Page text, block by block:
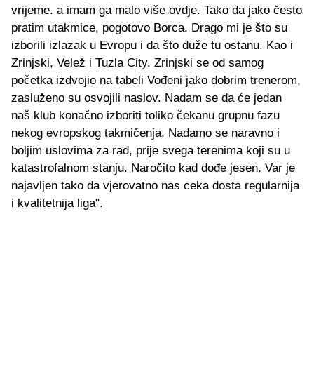
vrijeme. a imam ga malo više ovdje. Tako da jako često
pratim utakmice, pogotovo Borca. Drago mi je što su
izborili izlazak u Evropu i da što duže tu ostanu. Kao i
Zrinjski, Velež i Tuzla City. Zrinjski se od samog
početka izdvojio na tabeli Vođeni jako dobrim trenerom,
zasluženo su osvojili naslov. Nadam se da će jedan
naš klub konačno izboriti toliko čekanu grupnu fazu
nekog evropskog takmičenja. Nadamo se naravno i
boljim uslovima za rad, prije svega terenima koji su u
katastrofalnom stanju. Naročito kad dođe jesen. Var je
najavljen tako da vjerovatno nas ceka dosta regularnija
i kvalitetnija liga".